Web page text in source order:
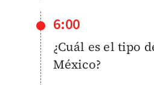
6:00
¿Cuál es el tipo
México?